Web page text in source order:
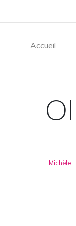
Accueil